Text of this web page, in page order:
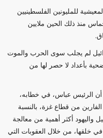
للمليونين الفلسطينيين
منذ ذلك الحين ملايين
لم يجلب سوى الحرب والموت
بأعداد لا حصر لها من
الرئيس عباس، في خطابه،
من قطاع غزة، بالنسبة
واليهود أكثر أهمية من معالجة
في خلقها، من خلال العقوبات التي